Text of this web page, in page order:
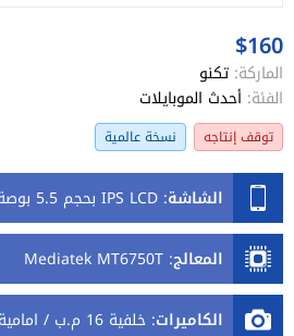
$160
الماركة: تكنو
الفئة: أحدث الموبايلات
توقف إنتاجه نسخة عالمية
الشاشة: IPS LCD بحجم 5.5 بوصة بدقة FHD+
المعالج:
Mediatek MT6750T
الكاميرات: خلفية 16 م.ب / امامية 16 م.ب